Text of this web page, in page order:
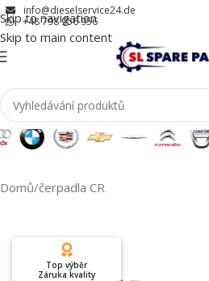
Skip to navigation
Skip to main content
info@dieselservice24.de
+48 798 956 956
Domů/čerpadla CR
Top výběr
Záruka kvality